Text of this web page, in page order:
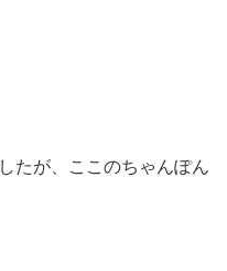
たが、ここのちゃんぽん